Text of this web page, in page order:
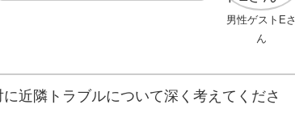
男性ゲストEさ
ん
近隣トラブルについて深く考えてくださ